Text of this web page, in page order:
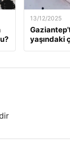
13/12/2025
yaşındaki